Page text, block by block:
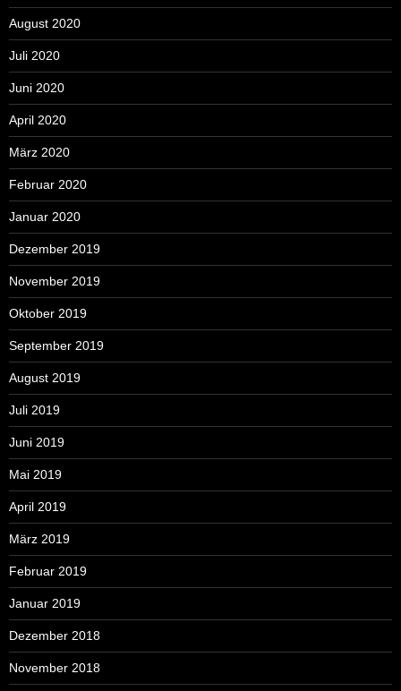
August 2020
Juli 2020
Juni 2020
April 2020
März 2020
Februar 2020
Januar 2020
Dezember 2019
November 2019
Oktober 2019
September 2019
August 2019
Juli 2019
Juni 2019
Mai 2019
April 2019
März 2019
Februar 2019
Januar 2019
Dezember 2018
November 2018